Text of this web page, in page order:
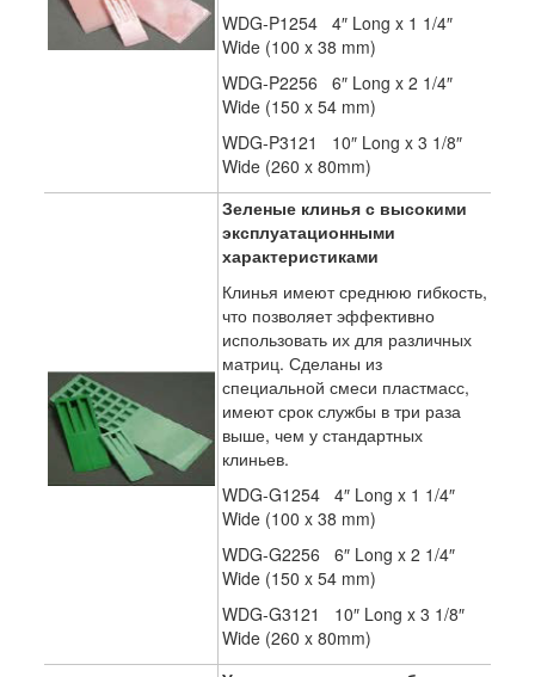
WDG-P1254 4″ Long x 1 1/4″
Wide (100 x 38 mm)
WDG-P2256 6″ Long x 2 1/4″
Wide (150 x 54 mm)
WDG-P3121 10″ Long x 3 1/8″
Wide (260 x 80mm)
Зеленые клинья с высокими
эксплуатационными
характеристиками
Клинья имеют среднюю гибкость,
что позволяет эффективно
использовать их для различных
матриц. Сделаны из
специальной смеси пластмасс,
имеют срок службы в три раза
выше, чем у стандартных
клиньев.
WDG-G1254 4″ Long x 1 1/4″
Wide (100 x 38 mm)
WDG-G2256 6″ Long x 2 1/4″
Wide (150 x 54 mm)
WDG-G3121 10″ Long x 3 1/8″
Wide (260 x 80mm)